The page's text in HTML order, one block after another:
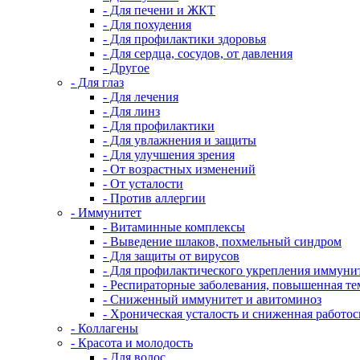
- Для печени и ЖКТ
- Для похудения
- Для профилактики здоровья
- Для сердца, сосудов, от давления
- Другое
- Для глаз
- Для лечения
- Для линз
- Для профилактики
- Для увлажнения и защиты
- Для улучшения зрения
- От возрастных изменений
- От усталости
- Против аллергии
- Иммунитет
- Витаминные комплексы
- Выведение шлаков, похмельный синдром
- Для защиты от вирусов
- Для профилактического укрепления
- Респираторные заболевания, повышенная
- Сниженный иммунитет и авитоминоз
- Хроническая усталость и сниженная
- Коллагены
- Красота и молодость
- Для волос